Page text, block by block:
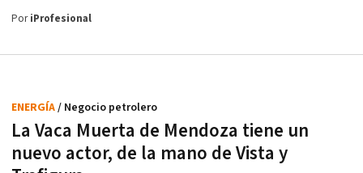
PoriProfesional
La Vaca Muerta de Mendoza tiene un
nuevo actor, de la mano de Vista y
ENERGÍA/ Negocio petrolero